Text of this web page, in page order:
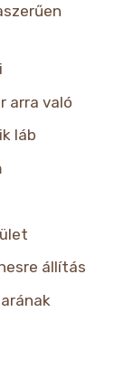
arra való
láb
állítás